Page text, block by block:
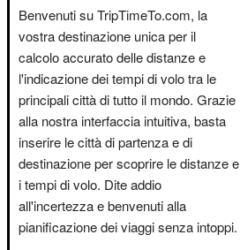
Benvenuti su TripTimeTo.com, la
vostra destinazione unica per il
calcolo accurato delle distanze e
l'indicazione dei tempi di volo tra le
principali città di tutto il mondo. Grazie
alla nostra interfaccia intuitiva, basta
inserire le città di partenza e di
destinazione per scoprire le distanze e
i tempi di volo. Dite addio
all'incertezza e benvenuti alla
pianificazione dei viaggi senza intoppi.